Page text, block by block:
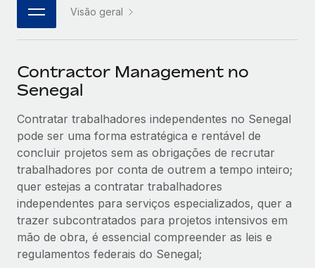
中文（简体）
Visão geral
Contractor Management no
Senegal
Contratar trabalhadores independentes no Senegal
pode ser uma forma estratégica e rentável de
concluir projetos sem as obrigações de recrutar
trabalhadores por conta de outrem a tempo inteiro;
quer estejas a contratar trabalhadores
independentes para serviços especializados, quer a
trazer subcontratados para projetos intensivos em
mão de obra, é essencial compreender as leis e
regulamentos federais do Senegal;